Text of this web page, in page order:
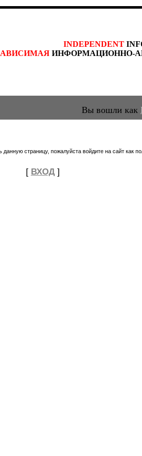
INDEPENDENT
ИНФОРМАЦИОННО-
Вы вошли как
страницу, пожалуйста войдите на сайт как
[ ВХОД]